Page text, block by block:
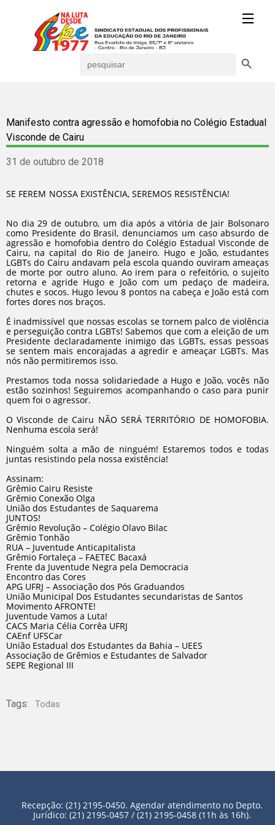
for:
Manifesto contra agressão e homofobia no Colégio Estadual
Visconde de Cairu
31 de outubro de 2018
SE FEREM NOSSA EXISTÊNCIA, SEREMOS RESISTÊNCIA!
No dia 29 de outubro, um dia após a vitória de Jair Bolsonaro
como Presidente do Brasil, denunciamos um caso absurdo de
agressão e homofobia dentro do Colégio Estadual Visconde de
Cairu, na capital do Rio de Janeiro. Hugo e João, estudantes
LGBTs do Cairu andavam pela escola quando ouviram ameaças
de morte por outro aluno. Ao irem para o refeitório, o sujeito
retorna e agride Hugo e João com um pedaço de madeira,
chutes e socos. Hugo levou 8 pontos na cabeça e João está com
fortes dores nos braços.
É inadmissível que nossas escolas se tornem palco de violência
e perseguição contra LGBTs! Sabemos que com a eleição de um
Presidente declaradamente inimigo das LGBTs, essas pessoas
se sentem mais encorajadas a agredir e ameaçar LGBTs. Mas
nós não permitiremos isso.
Prestamos toda nossa solidariedade a Hugo e João, vocês não
estão sozinhos! Seguiremos acompanhando o caso para punir
quem foi o agressor.
O Visconde de Cairu NÃO SERÁ TERRITÓRIO DE HOMOFOBIA.
Nenhuma escola será!
Ninguém solta a mão de ninguém! Estaremos todos e todas
juntas resistindo pela nossa existência!
Assinam:
Grêmio Cairu Resiste
Grêmio Conexão Olga
União dos Estudantes de Saquarema
JUNTOS!
Grêmio Revolução – Colégio Olavo Bilac
Grêmio Tonhão
RUA – Juventude Anticapitalista
Grêmio Fortaleça – FAETEC Bacaxá
Frente da Juventude Negra pela Democracia
Encontro das Cores
APG UFRJ – Associação dos Pós Graduandos
União Municipal Dos Estudantes secundaristas de Santos
Movimento AFRONTE!
Juventude Vamos a Luta!
CACS Maria Célia Corrêa UFRJ
CAEnf UFSCar
União Estadual dos Estudantes da Bahia – UEES
Associação de Grêmios e Estudantes de Salvador
SEPE Regional III
Tags: Todas
Recepção: (21) 2195-0450. Agendar atendimento no Depto.
Jurídico: (21) 2195-0457 / (21) 2195-0458 (11h às 16h).